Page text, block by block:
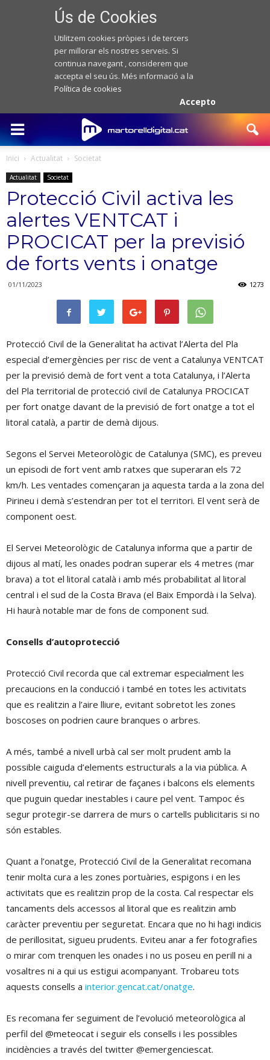
Ús de Cookies
Utilitzem cookies pròpies i de tercers
per millorar els nostres serveis. Si
continua navegant , considerem que
accepta el seu ús. Més informació a la
Política de cookies
Accepto
Inici Actualitat Societat
Actualitat Societat
Protecció Civil activa les
alertes VENTCAT i
PROCICAT per la previsió
de forts vents i onatge
01/11/2023 1273
Protecció Civil de la Generalitat ha activat l’Alerta del Pla
especial d’emergències per risc de vent a Catalunya VENTCAT
per la previsió demà de fort vent a tota Catalunya, i l’Alerta
del Pla territorial de protecció civil de Catalunya PROCICAT
per fort onatge davant de la previsió de fort onatge a tot el
litoral català, a partir de demà dijous.
Segons el Servei Meteorològic de Catalunya (SMC), es preveu
un episodi de fort vent amb ratxes que superaran els 72
km/h. Les ventades començaran ja aquesta tarda a la zona del
Pirineu i demà s’estendran per tot el territori. El vent serà de
component oest.
El Servei Meteorològic de Catalunya informa que a partir de
dijous al matí, les onades podran superar els 4 metres (mar
brava) a tot el litoral català i amb més probabilitat al litoral
central i el sud de la Costa Brava (el Baix Empordà i la Selva).
Hi haurà notable mar de fons de component sud.
Consells d’autoprotecció
Protecció Civil recorda que cal extremar especialment les
precaucions en la conducció i també en totes les activitats
que es realitzin a l’aire lliure, evitant sobretot les zones
boscoses on podrien caure branques o arbres.
A més, també a nivell urbà cal ser molt prudent amb la
possible caiguda d’elements estructurals a la via pública. A
nivell preventiu, cal retirar de façanes i balcons els elements
que puguin quedar inestables i caure pel vent. Tampoc és
segur protegir-se darrera de murs o cartells publicitaris si no
són estables.
Quant a l’onatge, Protecció Civil de la Generalitat recomana
tenir molta cura a les zones portuàries, espigons i en les
activitats que es realitzin prop de la costa. Cal respectar els
tancaments dels accessos al litoral que es realitzin amb
caràcter preventiu per seguretat. Encara que no hi hagi indicis
de perillositat, sigueu prudents. Eviteu anar a fer fotografies
o mirar com trenquen les onades i no us poseu en perill ni a
vosaltres ni a qui us estigui acompanyant. Trobareu tots
aquests consells a interior.gencat.cat/onatge.
Es recomana fer seguiment de l’evolució meteorològica al
perfil del @meteocat i seguir els consells i les possibles
incidències a través del twitter @emergenciescat.